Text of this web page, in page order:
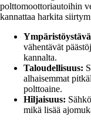
polttomoottoriautoihin
kannattaa harkita
vähentävät
kannalta.
Taloudellisuus:
alhaisemmat
polttoaine.
Hiljaisuus:
mikä lisää